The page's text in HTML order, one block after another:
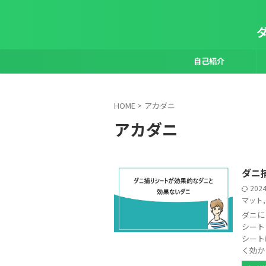
自己紹介
HOME > アカダニ
アカダニ
ダニ
マット
ダニ
シー
シー
く効